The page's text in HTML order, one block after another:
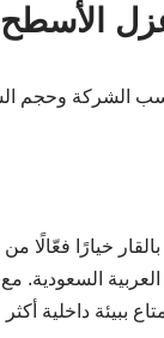
الأسطح
وحجم السطح، ولكن متوسط
خيارًا
العربية
ببيئة داخلية